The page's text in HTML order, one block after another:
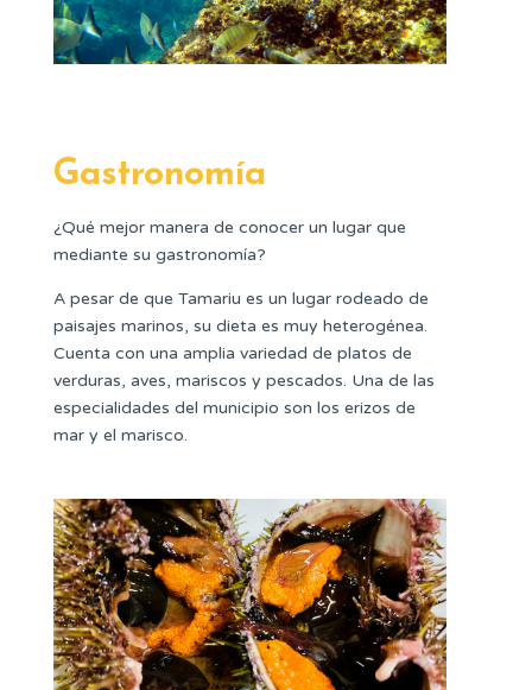
Gastronomía
¿Qué mejor manera de conocer un lugar que
mediante su gastronomía?
A pesar de que Tamariu es un lugar rodeado de
paisajes marinos, su dieta es muy heterogénea.
Cuenta con una amplia variedad de platos de
verduras, aves, mariscos y pescados. Una de las
especialidades del municipio son los erizos de
mar y el marisco.